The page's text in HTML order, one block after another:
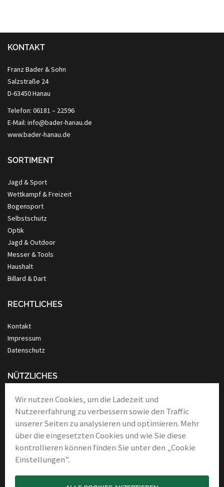
KONTAKT
Franz Bader & Sohn
Salzstraße 24
D-63450 Hanau
Telefon: 06181 – 22596
E-Mail: info@bader-hanau.de
www.bader-hanau.de
SORTIMENT
Jagd & Sport
Wettkampf & Freizeit
Bogensport
Selbstschutz
Optik
Jagd & Outdoor
Messer & Tools
Haushalt
Billard & Dart
RECHTLICHES
Kontakt
Impressum
Datenschutz
NÜTZLICHES
Anleitung Nassrasur
Verbände
Links & Partner
Wir nutzen Cookies, um die Ladezeit und
Nutzererfahrung zu verbessern sowie den Traffic
unserer Seiten zu analysieren und optimieren. Mehr
über die eingesetzten Cookies und wie Sie diese
kontrollieren können finden Sie unter den „Cookie
Einstellungen”.